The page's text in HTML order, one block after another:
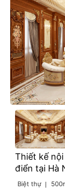
Thiết kế
điển tại Hà
Biệt thự